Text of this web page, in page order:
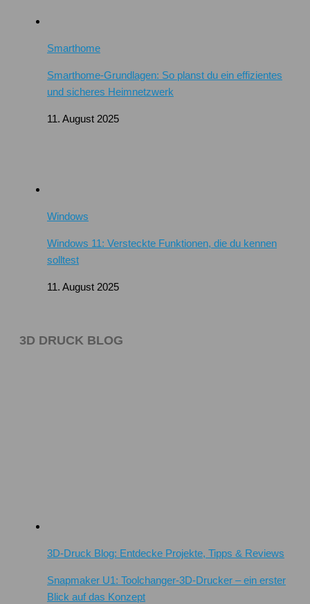
Smarthome
Smarthome-Grundlagen: So planst du ein effizientes
und sicheres Heimnetzwerk
11. August 2025
Windows
Windows 11: Versteckte Funktionen, die du kennen
solltest
11. August 2025
3D DRUCK BLOG
3D-Druck Blog: Entdecke Projekte, Tipps & Reviews
Snapmaker U1: Toolchanger-3D-Drucker – ein erster
Blick auf das Konzept